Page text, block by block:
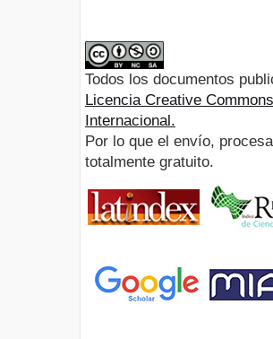
Todos los documentos
Licencia Creative
Internacional.
Por lo que el envío,
totalmente gratuito.